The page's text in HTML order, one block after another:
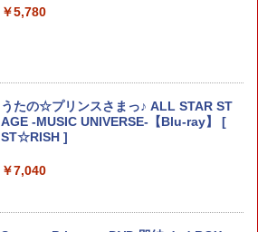
【Switch2】BEE-P-AA8UA(JPN)
Switch2 保護フィルム スイッチ2 保護フ
ィルム switch2 フィルム Switch2 ガラ
貼り付け キット カバー Switch 2 本体
E
ります。
￥2,300
ー 外付け 自動冷却ファン 三つファン 急
￥15,021
【新品】【即納】PCエンジン mini ピー
￥5,780
うたの☆プリンスさまっ♪ ALL STAR ST
AGE -MUSIC UNIVERSE-【Blu-ray】 [
ST☆RISH ]
￥7,040